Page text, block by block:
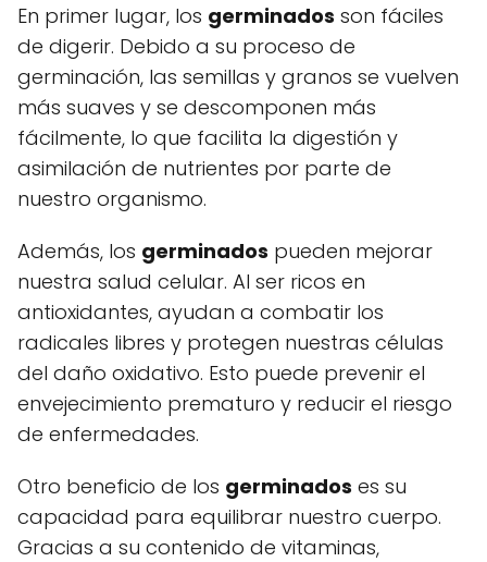
En primer lugar, los germinados son fáciles
de digerir. Debido a su proceso de
germinación, las semillas y granos se vuelven
más suaves y se descomponen más
fácilmente, lo que facilita la digestión y
asimilación de nutrientes por parte de
nuestro organismo.
Además, los germinados pueden mejorar
nuestra salud celular. Al ser ricos en
antioxidantes, ayudan a combatir los
radicales libres y protegen nuestras células
del daño oxidativo. Esto puede prevenir el
envejecimiento prematuro y reducir el riesgo
de enfermedades.
Otro beneficio de los germinados es su
capacidad para equilibrar nuestro cuerpo.
Gracias a su contenido de vitaminas,